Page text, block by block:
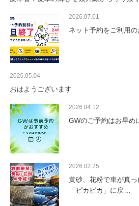
2026.07.01
ネット予約をご利用
2026.05.04
おはようございます
2026.04.12
GWのご予約はお早め
2026.02.25
黄砂、花粉で車が真
「ピカピカ」に戻…